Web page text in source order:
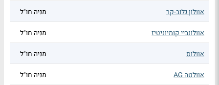
אוולון גלוב-קר מניה חו"ל
אוולונביי קומיוניטיז מניה חו"ל
אוולוס מניה חו"ל
אוולטה AG מניה חו"ל